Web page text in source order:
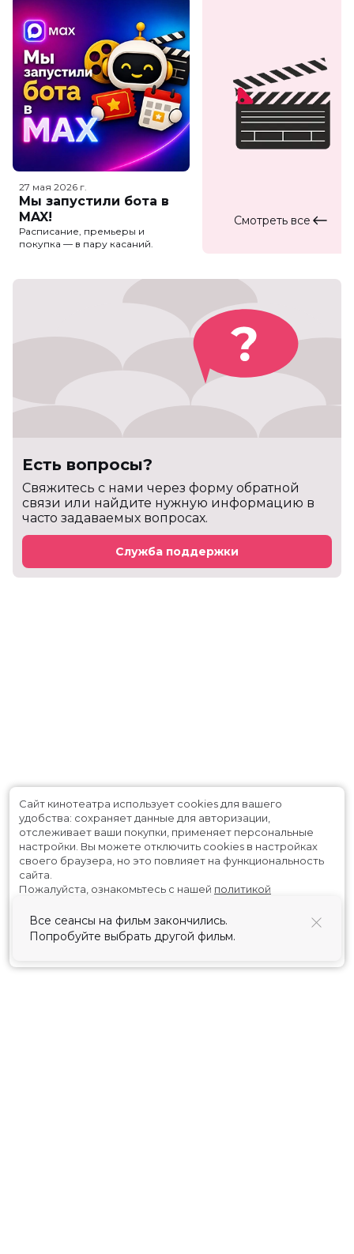
27 мая 2026 г.
Мы запустили бота в
MAX!
Расписание, премьеры и
покупка — в пару касаний.
Смотреть все
Есть вопросы?
Cвяжитесь с нами через форму обратной
связи или найдите нужную информацию в
часто задаваемых вопросах.
Служба поддержки
Все сеансы на фильм закончились.
Попробуйте выбрать другой фильм.
Сайт кинотеатра использует cookies для вашего
удобства: сохраняет данные для авторизации,
отслеживает ваши покупки, применяет персональные
настройки. Вы можете отключить cookies в настройках
своего браузера, но это повлияет на функциональность
сайта.
Пожалуйста, ознакомьтесь с нашей политикой
Принять